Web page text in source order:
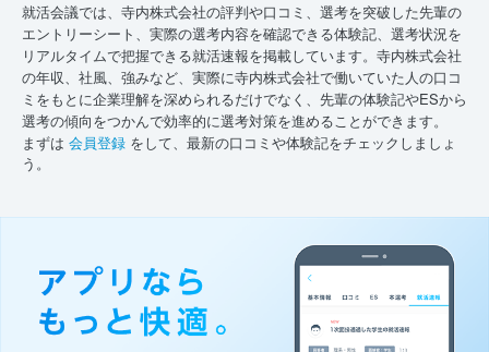
就活会議では、寺内株式会社の評判や口コミ、選考を突破した先輩の
エントリーシート、実際の選考内容を確認できる体験記、選考状況を
リアルタイムで把握できる就活速報を掲載しています。寺内株式会社
の年収、社風、強みなど、実際に寺内株式会社で働いていた人の口コ
ミをもとに企業理解を深められるだけでなく、先輩の体験記やESから
選考の傾向をつかんで効率的に選考対策を進めることができます。
まずは 会員登録 をして、最新の口コミや体験記をチェックしましょ
う。